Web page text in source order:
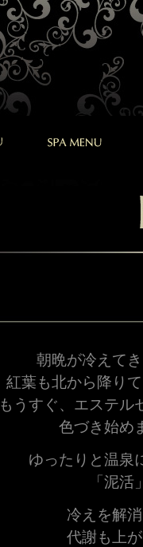
朝晩が冷えて
紅葉も北から降り
もうすぐ、エステル
色づき始め
ゆったりと温泉
「泥活
冷えを解
代謝も上